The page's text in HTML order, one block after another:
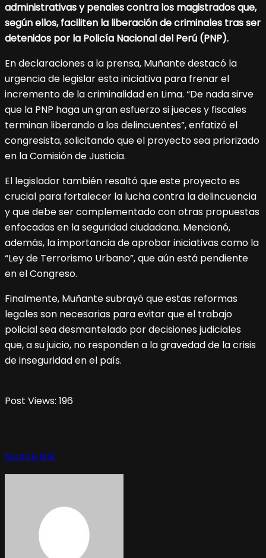
administrativas y penales contra los magistrados que,
según ellos, faciliten la liberación de criminales tras ser
detenidos por la Policía Nacional del Perú (PNP).
En declaraciones a la prensa, Muñante destacó la
urgencia de legislar esta iniciativa para frenar el
incremento de la criminalidad en Lima. “De nada sirve
que la PNP haga un gran esfuerzo si jueces y fiscales
terminan liberando a los delincuentes”, enfatizó el
congresista, solicitando que el proyecto sea priorizado
en la Comisión de Justicia.
El legislador también resaltó que este proyecto es
crucial para fortalecer la lucha contra la delincuencia
y que debe ser complementado con otras propuestas
enfocadas en la seguridad ciudadana. Mencionó,
además, la importancia de aprobar iniciativas como la
“Ley de Terrorismo Urbano”, que aún está pendiente
en el Congreso.
Finalmente, Muñante subrayó que estas reformas
legales son necesarias para evitar que el trabajo
policial sea desmantelado por decisiones judiciales
que, a su juicio, no responden a la gravedad de la crisis
de inseguridad en el país.
Post Views: 196
Source link